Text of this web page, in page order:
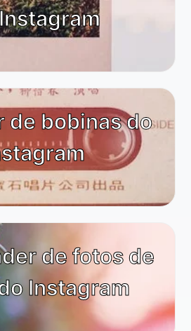
de bobinas do
de fotos de
Instagram